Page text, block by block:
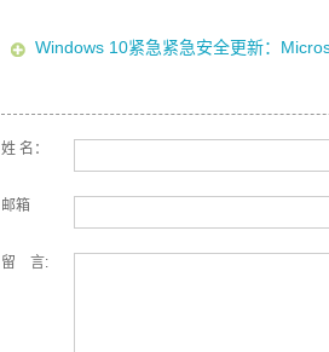
Windows 10紧急紧急安全更新：
姓 名：
邮箱
留 言: